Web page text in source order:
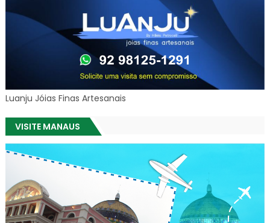
Luanju Jóias Finas Artesanais
VISITE MANAUS